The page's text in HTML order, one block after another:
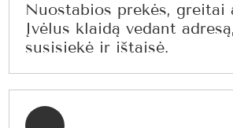
Nuostabios prekės, greitai
Įvėlus klaidą vedant
susisiekė ir ištaisė.